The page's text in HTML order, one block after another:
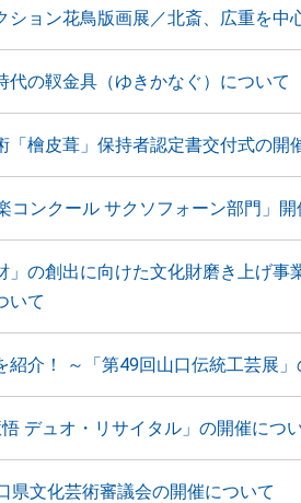
ション花鳥版画展／北斎、広重を中
代の靫金具（ゆきかなぐ）について
「檜皮葺」保持者認定書交付式の開
コンクール サクソフォーン部門」
」の創出に向けた文化財磨き上げ
いて
紹介！ ～「第49回山口伝統工芸展」
悟 デュオ・リサイタル」の開催につ
県文化芸術審議会の開催について